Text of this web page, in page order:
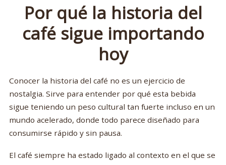
Por qué la historia del
café sigue importando
hoy
Conocer la historia del café no es un ejercicio de
nostalgia. Sirve para entender por qué esta bebida
sigue teniendo un peso cultural tan fuerte incluso en un
mundo acelerado, donde todo parece diseñado para
consumirse rápido y sin pausa.
El café siempre ha estado ligado al contexto en el que se